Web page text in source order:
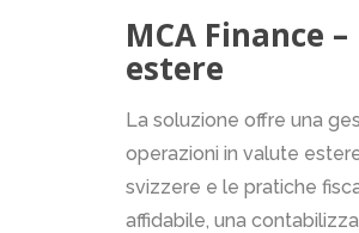
MCA Finance
estere
La soluzione offre una
operazioni in valute
svizzere e le pratiche
affidabile, una